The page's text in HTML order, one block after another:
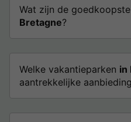
Wat zijn de
Bretagne?
Welke vakantieparken in
aantrekkelijke